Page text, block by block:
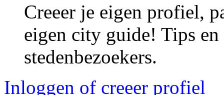
Creeer je eigen profiel,
eigen city guide! Tips
stedenbezoekers.
Inloggen of creeer profiel